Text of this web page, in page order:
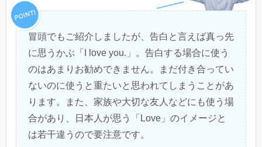
冒頭でもご紹介しましたが、告白と言えば真っ先
に思うかぶ「I love you.」。告白する場合に使う
のはあまりお勧めできません。まだ付き合ってい
ないのに使うと重たいと思われてしまうことがあ
ります。また、家族や大切な友人などにも使う場
合があり、日本人が思う「Love」のイメージと
は若干違うので要注意です。